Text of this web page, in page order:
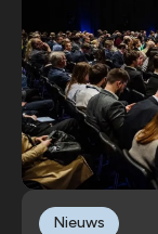
Nieuws